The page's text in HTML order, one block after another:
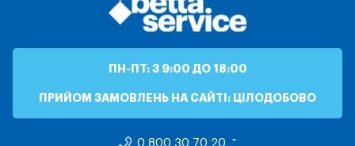
ПН-ПТ: З 9:00 ДО 18:00
ПРИЙОМ ЗАМОВЛЕНЬ НА САЙТІ: ЦІЛОДОБОВО
0 800 30 70 20